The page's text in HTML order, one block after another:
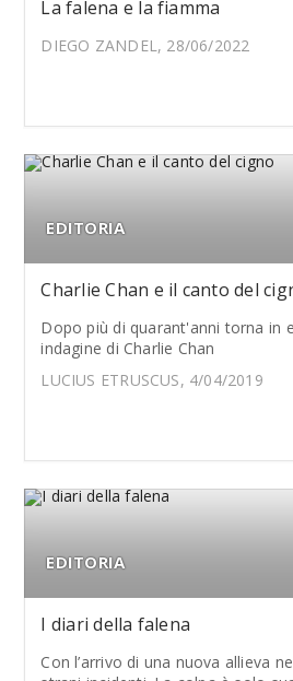
La falena e la fiamma
DIEGO ZANDEL, 28/06/2022
EDITORIA
Charlie Chan e il canto del
Dopo più di quarant'anni torna in
indagine di Charlie Chan
LUCIUS ETRUSCUS, 4/04/2019
EDITORIA
I diari della falena
Con l’arrivo di una nuova allieva